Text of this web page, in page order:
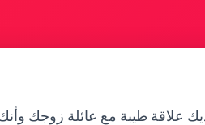
علاقة طيبة مع عائلة زوجك